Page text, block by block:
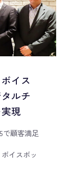
イス
ルチ
現
顧客満足
ボイスボッ